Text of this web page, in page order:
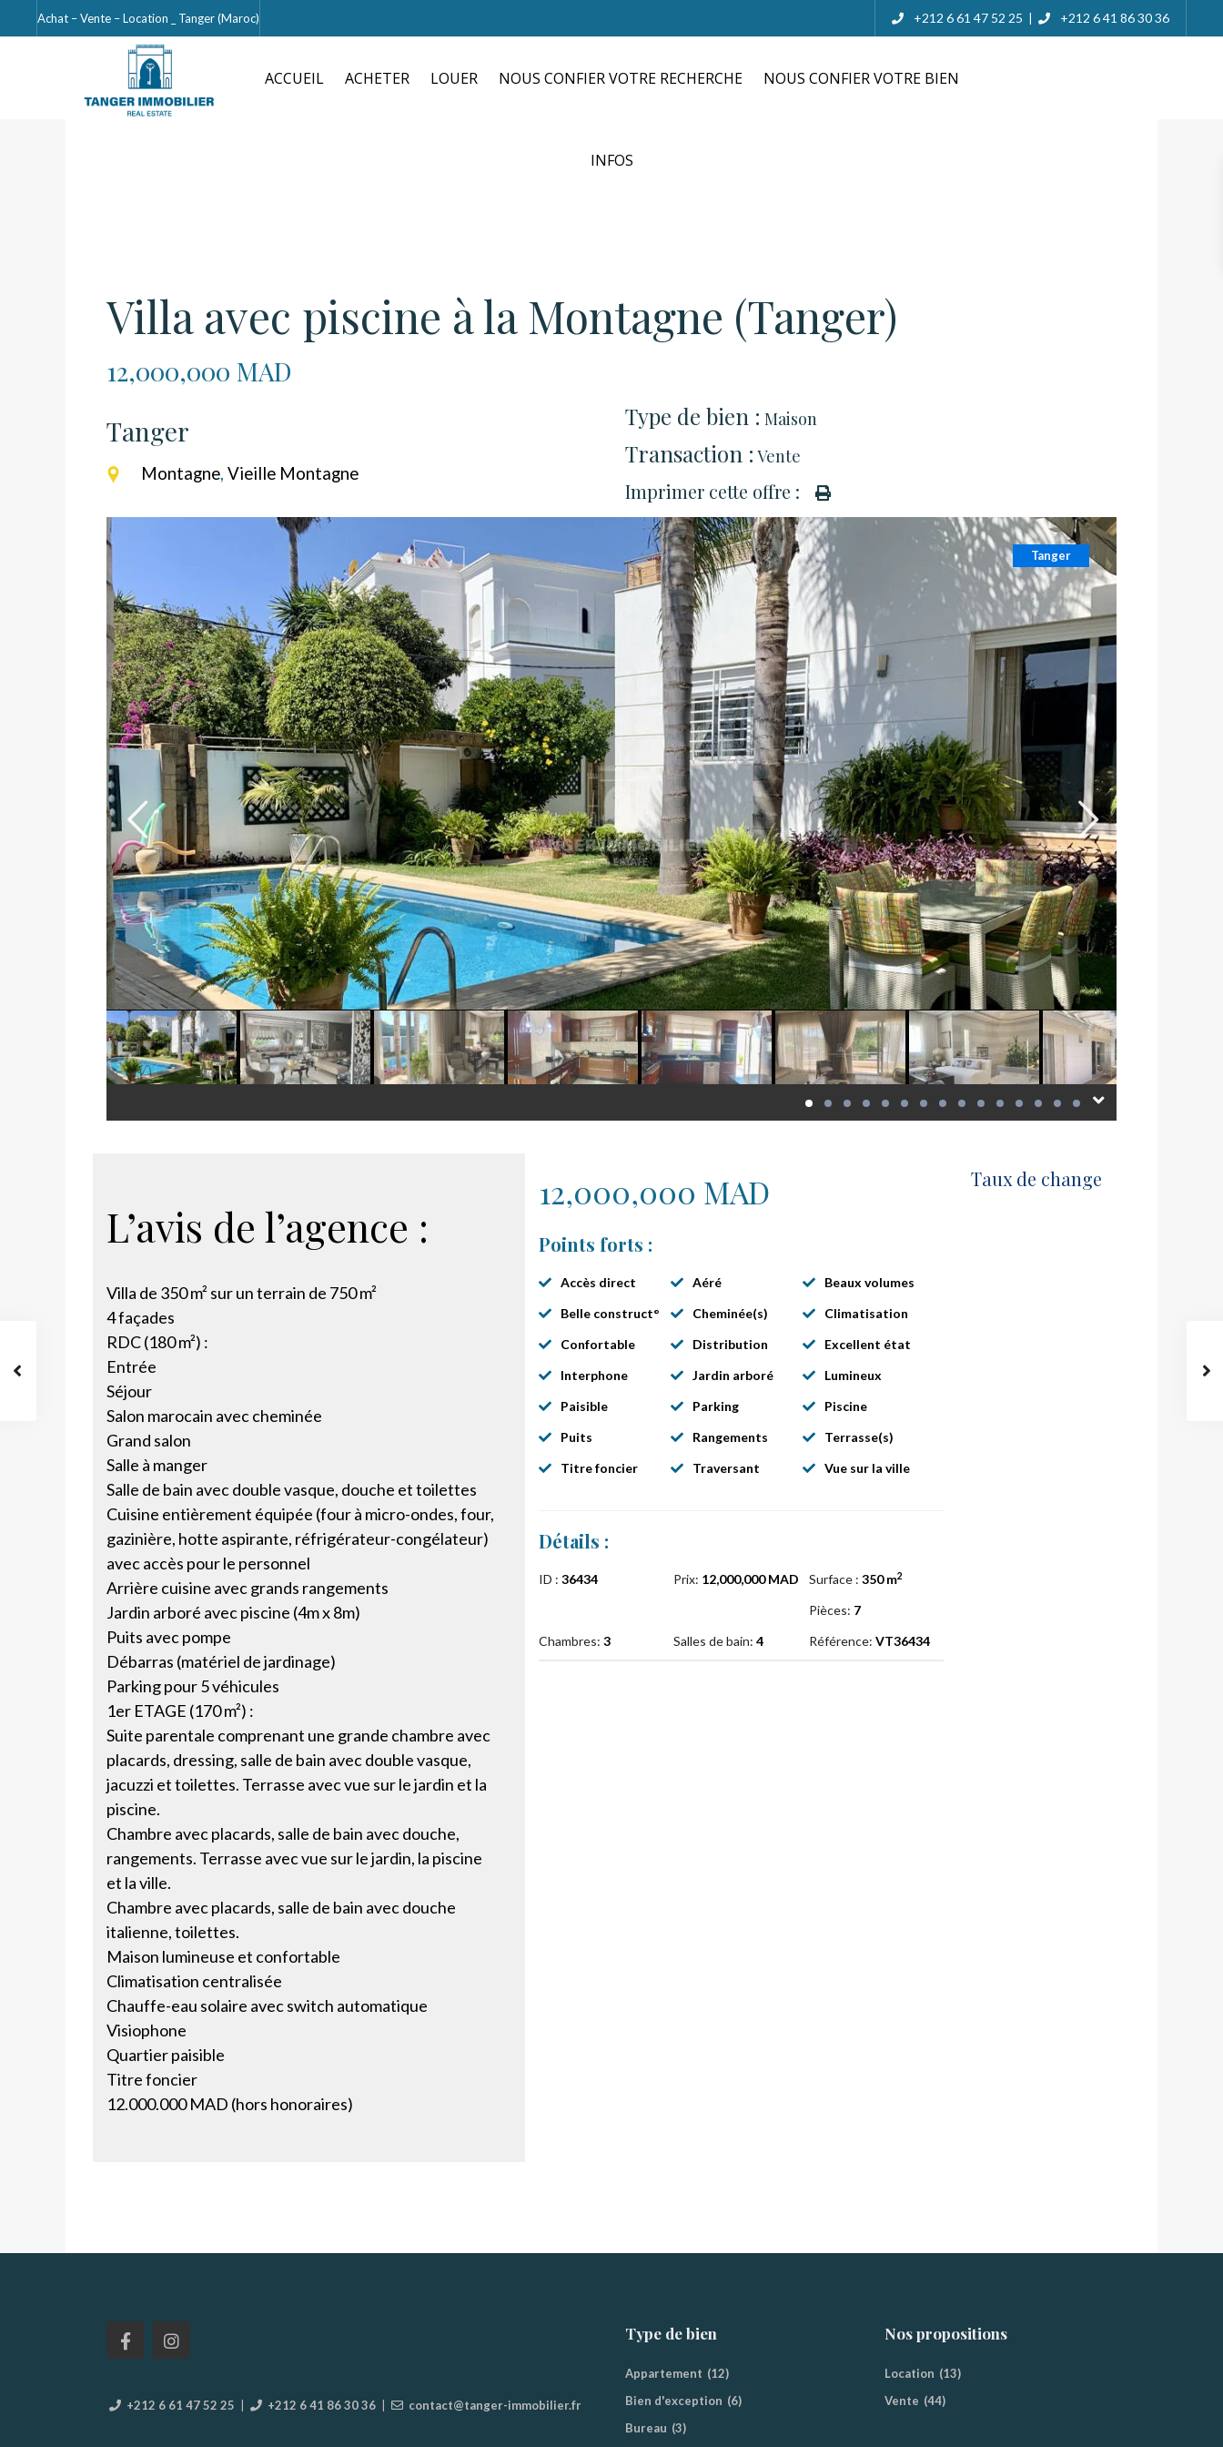
Achat – Vente – Location _ Tanger (Maroc) +212 6 61 47 52 25 +212 6 41 86 30 36
ACCUEIL ACHETER LOUER NOUS CONFIER VOTRE RECHERCHE NOUS CONFIER VOTRE BIEN
INFOS
Villa avec piscine à la Montagne (Tanger)
12,000,000 MAD
Tanger
Montagne, Vieille Montagne
Type de bien : Maison
Transaction : Vente
Imprimer cette offre :
Tanger
L’avis de l’agence :
Villa de 350 m² sur un terrain de 750 m²
4 façades
RDC (180 m²) :
Entrée
Séjour
Salon marocain avec cheminée
Grand salon
Salle à manger
Salle de bain avec double vasque, douche et toilettes
Cuisine entièrement équipée (four à micro-ondes, four,
gazinière, hotte aspirante, réfrigérateur-congélateur)
avec accès pour le personnel
Arrière cuisine avec grands rangements
Jardin arboré avec piscine (4m x 8m)
Puits avec pompe
Débarras (matériel de jardinage)
Parking pour 5 véhicules
1er ETAGE (170 m²) :
Suite parentale comprenant une grande chambre avec
placards, dressing, salle de bain avec double vasque,
jacuzzi et toilettes. Terrasse avec vue sur le jardin et la
piscine.
Chambre avec placards, salle de bain avec douche,
rangements. Terrasse avec vue sur le jardin, la piscine
et la ville.
Chambre avec placards, salle de bain avec douche
italienne, toilettes.
Maison lumineuse et confortable
Climatisation centralisée
Chauffe-eau solaire avec switch automatique
Visiophone
Quartier paisible
Titre foncier
12.000.000 MAD (hors honoraires)
12,000,000 MAD
Points forts :
Accès direct Aéré
Beaux volumes
Belle construct°
Cheminée(s)
Climatisation
Confortable
Distribution
Excellent état
Interphone
Jardin arboré
Lumineux
Paisible
Parking
Piscine
Puits
Rangements
Terrasse(s)
Titre foncier
Traversant Vue sur la ville
Détails :
ID : 36434 Prix: 12,000,000 MAD Surface : 350 m2
Pièces: 7
Chambres: 3 Salles de bain: 4 Référence: VT36434
Taux de change
+212 6 61 47 52 25 +212 6 41 86 30 36 contact@tanger-immobilier.fr
Type de bien
Appartement (12)
Bien d'exception (6)
Bureau (3)
Nos propositions
Location (13)
Vente (44)